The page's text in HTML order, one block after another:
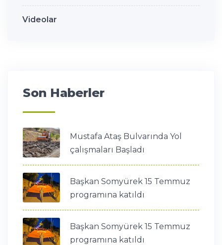
Videolar
Son Haberler
Mustafa Ataş Bulvarında Yol
çalışmaları Başladı
Başkan Somyürek 15 Temmuz
programına katıldı
Başkan Somyürek 15 Temmuz
programına katıldı